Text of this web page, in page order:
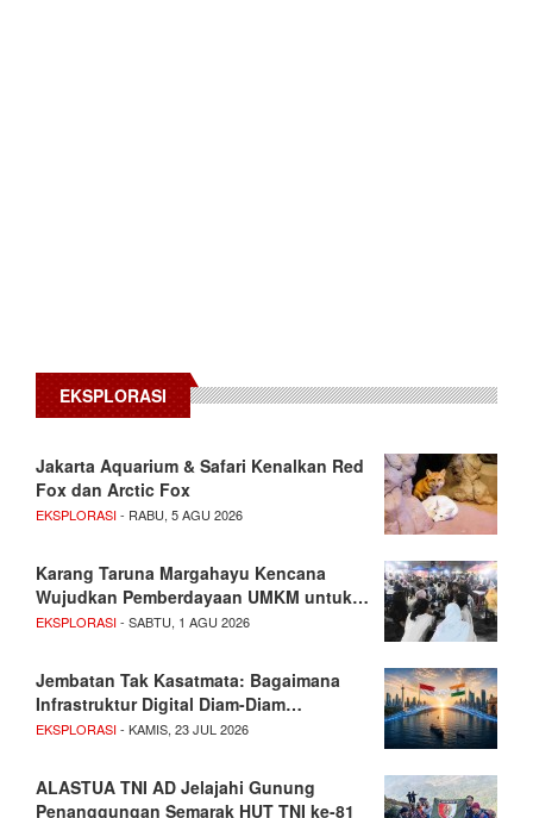
EKSPLORASI
Jakarta Aquarium & Safari Kenalkan Red
Fox dan Arctic Fox
EKSPLORASI- RABU, 5 AGU 2026
Karang Taruna Margahayu Kencana
Wujudkan Pemberdayaan UMKM untuk…
EKSPLORASI- SABTU, 1 AGU 2026
Jembatan Tak Kasatmata: Bagaimana
Infrastruktur Digital Diam-Diam…
EKSPLORASI- KAMIS, 23 JUL 2026
ALASTUA TNI AD Jelajahi Gunung
Penanggungan Semarak HUT TNI ke-81